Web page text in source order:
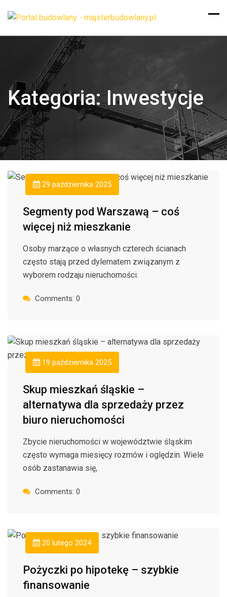
Kategoria:Inwestycje
29 października 2025
Segmenty pod Warszawą – coś
więcej niż mieszkanie
Osoby marzące o własnych czterech ścianach
często stają przed dylematem związanym z
wyborem rodzaju nieruchomości.
Comments: 0
19 października 2025
Skup mieszkań śląskie –
alternatywa dla sprzedaży przez
biuro nieruchomości
Zbycie nieruchomości w województwie śląskim
często wymaga miesięcy rozmów i oględzin. Wiele
osób zastanawia się,
Comments: 0
20 lutego 2024
Pożyczki po hipotekę – szybkie
finansowanie